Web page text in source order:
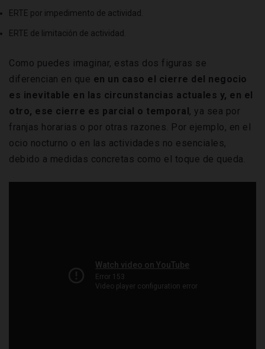
ERTE por impedimento de actividad.
ERTE de limitación de actividad.
Como puedes imaginar, estas dos figuras se
diferencian en que en un caso el cierre del negocio
es inevitable en las circunstancias actuales y, en el
otro, ese cierre es parcial o temporal, ya sea por
franjas horarias o por otras razones. Por ejemplo, en el
ocio nocturno o en las actividades no esenciales,
debido a medidas concretas como el toque de queda.